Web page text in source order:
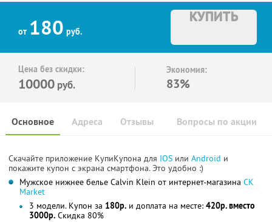
от 180 руб.
КУПИТЬ
Цена без скидки:
10000 руб.
Экономия:
83%
Основное Отзывы Вопросы по акции
Адреса
Скачайте приложение КупиКупона для IOS или Android и
покажите купон с экрана смартфона. Это удобно :)
Мужское нижнее белье Calvin Klein от интернет-магазина CK
Market
3 модели. Купон за 180р. и доплата на месте: 420р. вместо
3000р. Скидка 80%